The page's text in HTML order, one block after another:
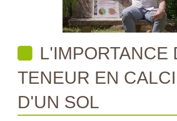
L'IMPORTANCE
TENEUR EN
D'UN SOL